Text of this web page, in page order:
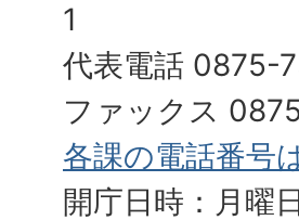
1
代表電話
ファックス
各課の電話番号
開庁日時：月曜